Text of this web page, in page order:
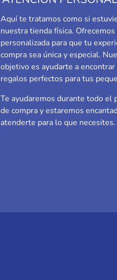
Aquí te tratamos como si
nuestra tienda física.
personalizada para que tu
compra sea única y especial.
objetivo es ayudarte a encontrar
regalos perfectos para tus
Te ayudaremos durante todo el
de compra y estaremos
atenderte para lo que necesites.